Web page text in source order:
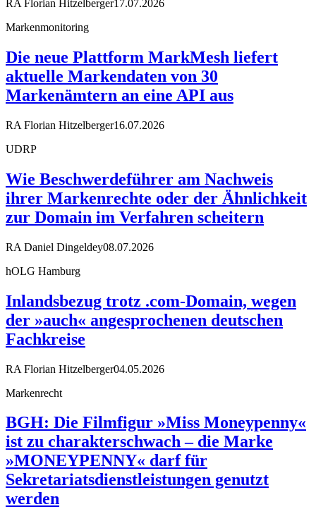
RA Florian Hitzelberger17.07.2026
Markenmonitoring
Die neue Plattform MarkMesh liefert
aktuelle Markendaten von 30
Markenämtern an eine API aus
RA Florian Hitzelberger16.07.2026
UDRP
Wie Beschwerdeführer am Nachweis
ihrer Markenrechte oder der Ähnlichkeit
zur Domain im Verfahren scheitern
RA Daniel Dingeldey08.07.2026
hOLG Hamburg
Inlandsbezug trotz .com-Domain, wegen
der »auch« angesprochenen deutschen
Fachkreise
RA Florian Hitzelberger04.05.2026
Markenrecht
BGH: Die Filmfigur »Miss Moneypenny«
ist zu charakterschwach – die Marke
»MONEYPENNY« darf für
Sekretariatsdienstleistungen genutzt
werden